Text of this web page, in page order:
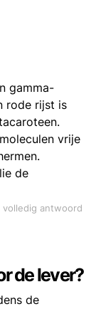
gamma-
rode rijst is
vrije
de
volledig antwoord
de lever?
de